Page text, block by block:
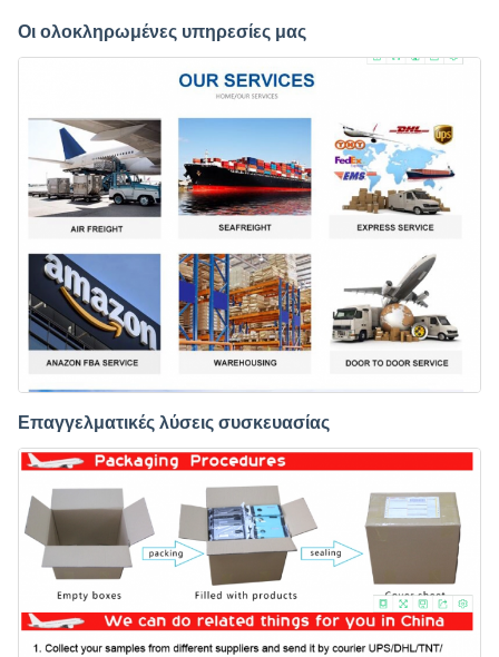
Οι ολοκληρωμένες υπηρεσίες μας
Επαγγελματικές λύσεις συσκευασίας